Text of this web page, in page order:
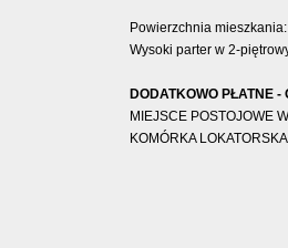
Powierzchnia
Wysoki parter w 2-
DODATKOWO PŁATNE -
MIEJSCE POSTOJOWE
KOMÓRKA